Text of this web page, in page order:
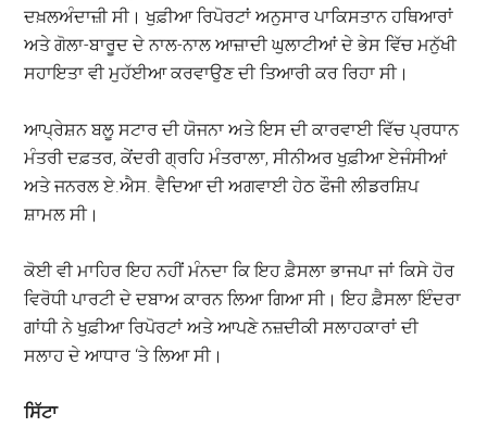
ਦਖ਼ਲਅੰਦਾਜ਼ੀ ਸੀ। ਖੁਫ਼ੀਆ ਰਿਪੋਰਟਾਂ ਅਨੁਸਾਰ ਪਾਕਿਸਤਾਨ ਹਥਿਆਰਾਂ
ਅਤੇ ਗੋਲਾ-ਬਾਰੂਦ ਦੇ ਨਾਲ-ਨਾਲ ਆਜ਼ਾਦੀ ਘੁਲਾਟੀਆਂ ਦੇ ਭੇਸ ਵਿੱਚ ਮਨੁੱਖੀ
ਸਹਾਇਤਾ ਵੀ ਮੁਹੱਈਆ ਕਰਵਾਉਣ ਦੀ ਤਿਆਰੀ ਕਰ ਰਿਹਾ ਸੀ।
ਆਪ੍ਰੇਸ਼ਨ ਬਲੂ ਸਟਾਰ ਦੀ ਯੋਜਨਾ ਅਤੇ ਇਸ ਦੀ ਕਾਰਵਾਈ ਵਿੱਚ ਪ੍ਰਧਾਨ
ਮੰਤਰੀ ਦਫ਼ਤਰ, ਕੇਂਦਰੀ ਗ੍ਰਹਿ ਮੰਤਰਾਲਾ, ਸੀਨੀਅਰ ਖੁਫ਼ੀਆ ਏਜੰਸੀਆਂ
ਅਤੇ ਜਨਰਲ ਏ.ਐਸ. ਵੈਦਿਆ ਦੀ ਅਗਵਾਈ ਹੇਠ ਫੌਜੀ ਲੀਡਰਸ਼ਿਪ
ਸ਼ਾਮਲ ਸੀ।
ਕੋਈ ਵੀ ਮਾਹਿਰ ਇਹ ਨਹੀਂ ਮੰਨਦਾ ਕਿ ਇਹ ਫ਼ੈਸਲਾ ਭਾਜਪਾ ਜਾਂ ਕਿਸੇ ਹੋਰ
ਵਿਰੋਧੀ ਪਾਰਟੀ ਦੇ ਦਬਾਅ ਕਾਰਨ ਲਿਆ ਗਿਆ ਸੀ। ਇਹ ਫ਼ੈਸਲਾ ਇੰਦਰਾ
ਗਾਂਧੀ ਨੇ ਖੁਫ਼ੀਆ ਰਿਪੋਰਟਾਂ ਅਤੇ ਆਪਣੇ ਨਜ਼ਦੀਕੀ ਸਲਾਹਕਾਰਾਂ ਦੀ
ਸਲਾਹ ਦੇ ਆਧਾਰ ‘ਤੇ ਲਿਆ ਸੀ।
ਸਿੱਟਾ